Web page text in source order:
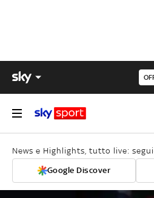
News e Highlights, tutto live:
Google Discover